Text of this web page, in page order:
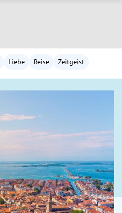
Liebe Reise Zeitgeist